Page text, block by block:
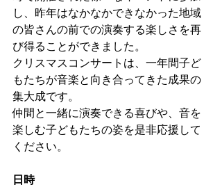
し、昨年はなかなかできなかった地域
の皆さんの前での演奏する楽しさを再
び得ることができました。
クリスマスコンサートは、一年間子ど
もたちが音楽と向き合ってきた成果の
集大成です。
仲間と一緒に演奏できる喜びや、音を
楽しむ子どもたちの姿を是非応援して
ください。
日時